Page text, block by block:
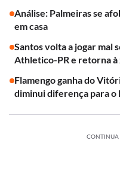
Análise: Palmeiras se
em casa
Santos volta a jogar mal
Athletico-PR e retorna
Flamengo ganha do
diminui diferença para o
CONTINUA